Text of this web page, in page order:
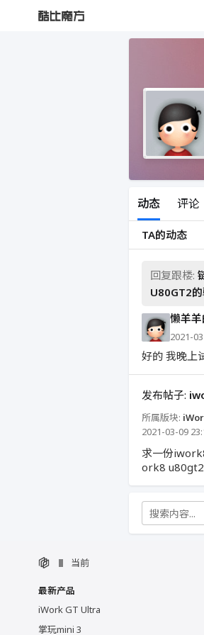
动态 评论
TA的动态
回复跟楼:
U80GT2
懒羊
2021-
好的 我晚上
发布帖子:
所属版块:
2021-03-09
求一份
ork8
当前
最新产品
iWork GT Ultra
掌玩mini 3